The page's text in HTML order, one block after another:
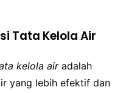
Tata Kelola Air
kelola airadalah
yang lebih efektif dan